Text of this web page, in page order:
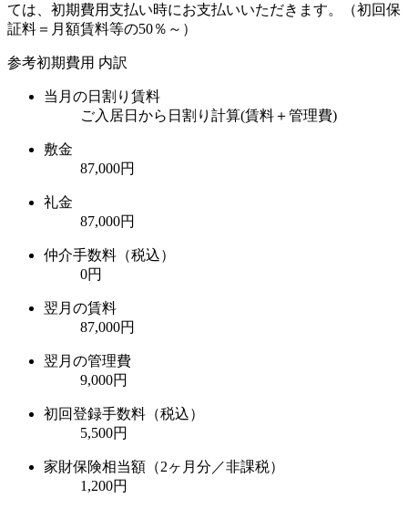
ては、初期費用支払い時にお支払いいただきます。（初回保
証料＝月額賃料等の50％～）
参考初期費用 内訳
当月の日割り賃料
ご入居日から日割り計算(賃料＋管理費)
敷金
87,000円
礼金
87,000円
仲介手数料（税込）
0円
翌月の賃料
87,000円
翌月の管理費
9,000円
初回登録手数料（税込）
5,500円
家財保険相当額（2ヶ月分／非課税）
1,200円